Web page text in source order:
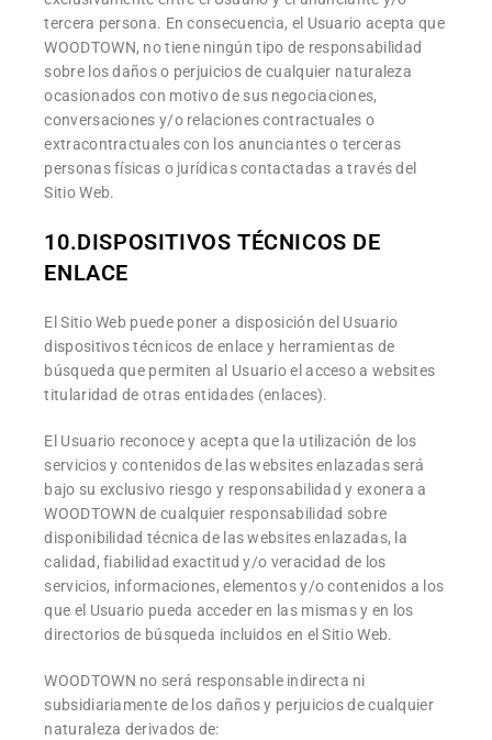
tercera persona. En consecuencia, el Usuario acepta que
WOODTOWN, no tiene ningún tipo de responsabilidad
sobre los daños o perjuicios de cualquier naturaleza
ocasionados con motivo de sus negociaciones,
conversaciones y/o relaciones contractuales o
extracontractuales con los anunciantes o terceras
personas físicas o jurídicas contactadas a través del
Sitio Web.
10.DISPOSITIVOS TÉCNICOS DE
ENLACE
El Sitio Web puede poner a disposición del Usuario
dispositivos técnicos de enlace y herramientas de
búsqueda que permiten al Usuario el acceso a websites
titularidad de otras entidades (enlaces).
El Usuario reconoce y acepta que la utilización de los
servicios y contenidos de las websites enlazadas será
bajo su exclusivo riesgo y responsabilidad y exonera a
WOODTOWN de cualquier responsabilidad sobre
disponibilidad técnica de las websites enlazadas, la
calidad, fiabilidad exactitud y/o veracidad de los
servicios, informaciones, elementos y/o contenidos a los
que el Usuario pueda acceder en las mismas y en los
directorios de búsqueda incluidos en el Sitio Web.
WOODTOWN no será responsable indirecta ni
subsidiariamente de los daños y perjuicios de cualquier
naturaleza derivados de: